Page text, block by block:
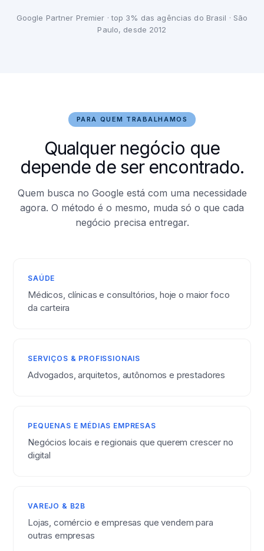
Google Partner Premier · top 3% das agências do Brasil · São
Paulo, desde 2012
PARA QUEM TRABALHAMOS
Qualquer negócio que
depende de ser encontrado.
Quem busca no Google está com uma necessidade
agora. O método é o mesmo, muda só o que cada
negócio precisa entregar.
SAÚDE
Médicos, clínicas e consultórios, hoje o maior foco
da carteira
SERVIÇOS & PROFISSIONAIS
Advogados, arquitetos, autônomos e prestadores
PEQUENAS E MÉDIAS EMPRESAS
Negócios locais e regionais que querem crescer no
digital
VAREJO & B2B
Lojas, comércio e empresas que vendem para
outras empresas